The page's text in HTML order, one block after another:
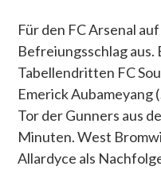
Für den FC Arsenal
Befreiungsschlag aus.
Tabellendritten FC
Emerick Aubameyang
Tor der Gunners aus
Minuten. West
Allardyce als